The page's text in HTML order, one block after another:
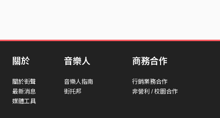
關於
關於街聲
最新消息
媒體工具
音樂人
音樂人指南
街托邦
商務合作
行銷業務合作
非營利 / 校園合作